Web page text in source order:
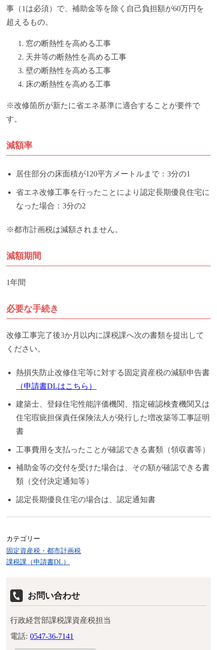
事（1は必須）で、補助金等を除く自己負担額が60万円を
超えるもの。
窓の断熱性を高める工事
天井等の断熱性を高める工事
壁の断熱性を高める工事
床の断熱性を高める工事
※改修箇所が新たに省エネ基準に適合することが要件で
す。
減額率
居住部分の床面積が120平方メートルまで：3分の1
省エネ改修工事を行ったことにより認定長期優良住宅に
なった場合：3分の2
※都市計画税は減額されません。
減額期間
1年間
必要な手続き
改修工事完了後3か月以内に課税課へ次の書類を提出して
ください。
熱損失防止改修住宅等に対する固定資産税の減額申告書
（申請書DLはこちら）
建築士、登録住宅性能評価機関、指定確認検査機関又は
住宅瑕疵担保責任保険法人が発行した増改築等工事証明
書
工事費用を支払ったことが確認できる書類（領収書等）
補助金等の交付を受けた場合は、その額が確認できる書
類（交付決定通知等）
認定長期優良住宅の場合は、認定通知書
カテゴリー
固定資産税・都市計画税
課税課（申請書DL）
お問い合わせ
行政経営部課税課資産税担当
電話: 0547-36-7141